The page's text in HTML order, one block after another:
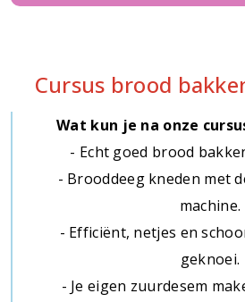
Cursus brood
Wat kun je na onze
- Echt goed brood
- Brooddeeg kneden met
machine.
- Efficiënt, netjes en
geknoei.
- Je eigen zuurdesem